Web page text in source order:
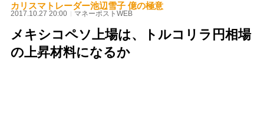
カリスマトレーダー池辺雪子 億の極意
2017.10.27 20:00 マネーポストWEB
メキシコペソ上場は、トルコリラ円相場
の上昇材料になるか